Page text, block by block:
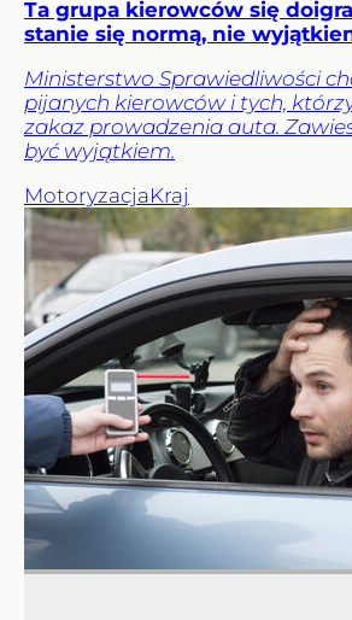
Ta grupa kierowców się
stanie się normą, nie
Ministerstwo Sprawiedliwości
pijanych kierowców i tych,
zakaz prowadzenia auta.
być wyjątkiem.
MotoryzacjaKraj